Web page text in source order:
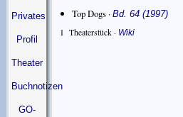
Privates
Profil
Theater
Buchnotizen
GO-
Top Dogs ·Bd. 64 (1997)
1 Theaterstück · Wiki